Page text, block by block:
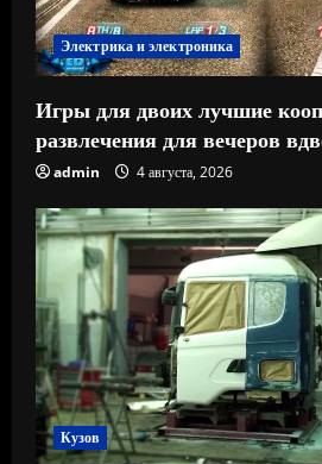
Электрика и электроника
Игры для двоих лучшие
развлечения для вечеров
admin 4 августа, 2026
Кузов